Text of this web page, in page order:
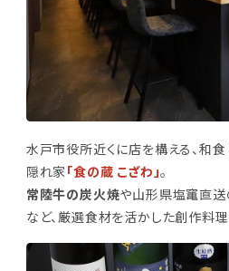
水戸市役所近くに店を構える、和
隠れ家 「食の蔵 こざわ」。
常陸牛の炭火焼や山形県塩竃直送
など、厳選食材を活かした創作料理